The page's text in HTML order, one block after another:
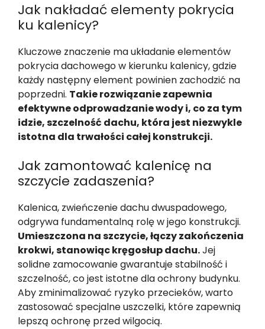
Jak nakładać elementy pokrycia
ku kalenicy?
Kluczowe znaczenie ma układanie elementów
pokrycia dachowego w kierunku kalenicy, gdzie
każdy następny element powinien zachodzić na
poprzedni. Takie rozwiązanie zapewnia
efektywne odprowadzanie wody i, co za tym
idzie, szczelność dachu, która jest niezwykle
istotna dla trwałości całej konstrukcji.
Jak zamontować kalenicę na
szczycie zadaszenia?
Kalenica, zwieńczenie dachu dwuspadowego,
odgrywa fundamentalną rolę w jego konstrukcji.
Umieszczona na szczycie, łączy zakończenia
krokwi, stanowiąc kręgosłup dachu.Jej
solidne zamocowanie gwarantuje stabilność i
szczelność, co jest istotne dla ochrony budynku.
Aby zminimalizować ryzyko przecieków, warto
zastosować specjalne uszczelki, które zapewnią
lepszą ochronę przed wilgocią.